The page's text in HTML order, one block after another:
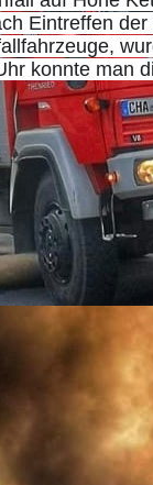
Eintreffen
ahrzeuge,
konnte man